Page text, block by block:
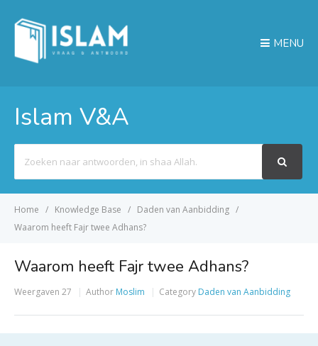
MENU
Islam V&A
For
Home Knowledge Base
Daden van Aanbidding
Waarom heeft Fajr twee Adhans?
Waarom heeft Fajr twee Adhans?
Weergaven 27 Author Moslim Category Daden van Aanbidding